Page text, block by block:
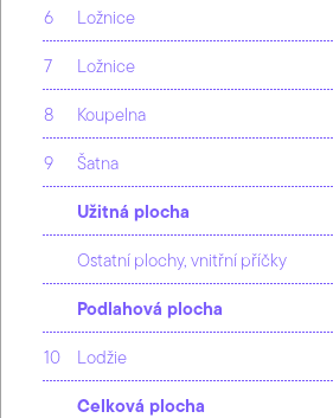
6 Ložnice
7 Ložnice
8 Koupelna
9 Šatna
Užitná plocha
Ostatní plochy, vnitřní příčky
Podlahová plocha
10 Lodžie
Celková plocha